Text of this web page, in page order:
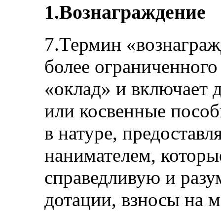
1.Вознаграждение
7.Термин
более
«оклад» и включает
или косвенные
в натуре,
нанимателем,
справедливую и
дотации, взносы на